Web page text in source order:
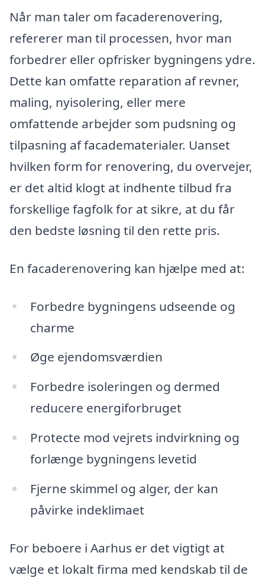
Når man taler om facaderenovering,
refererer man til processen, hvor man
forbedrer eller opfrisker bygningens ydre.
Dette kan omfatte reparation af revner,
maling, nyisolering, eller mere
omfattende arbejder som pudsning og
tilpasning af facadematerialer. Uanset
hvilken form for renovering, du overvejer,
er det altid klogt at indhente tilbud fra
forskellige fagfolk for at sikre, at du får
den bedste løsning til den rette pris.
En facaderenovering kan hjælpe med at:
Forbedre bygningens udseende og
charme
Øge ejendomsværdien
Forbedre isoleringen og dermed
reducere energiforbruget
Protecte mod vejrets indvirkning og
forlænge bygningens levetid
Fjerne skimmel og alger, der kan
påvirke indeklimaet
For beboere i Aarhus er det vigtigt at
vælge et lokalt firma med kendskab til de